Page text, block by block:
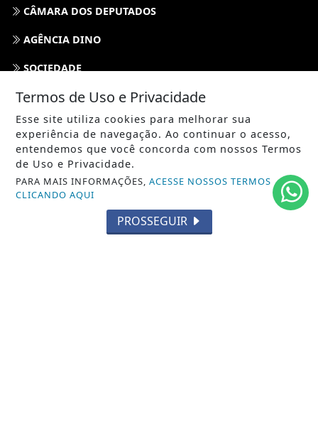
CÂMARA DOS DEPUTADOS
AGÊNCIA DINO
SOCIEDADE
PREVISÃO DO TEMPO
GERAL
HORÓSCOPO
SOCIAL NEWS
Termos de Uso e Privacidade
Esse site utiliza cookies para melhorar sua
experiência de navegação. Ao continuar o acesso,
entendemos que você concorda com nossos Termos
de Uso e Privacidade.
PARA MAIS INFORMAÇÕES,ACESSE NOSSOS TERMOS
CLICANDO AQUI
PROSSEGUIR